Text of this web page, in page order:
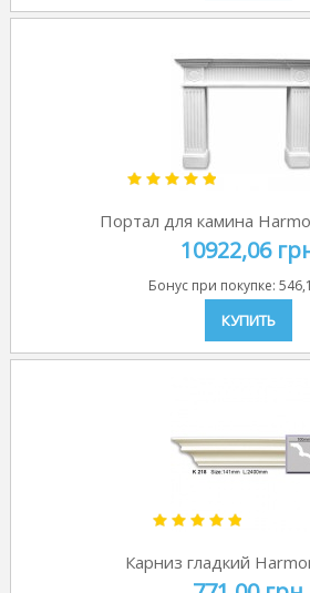
Портал для камина
10922,06
Бонус при покупке:
КУПИТЬ
Карниз гладкий